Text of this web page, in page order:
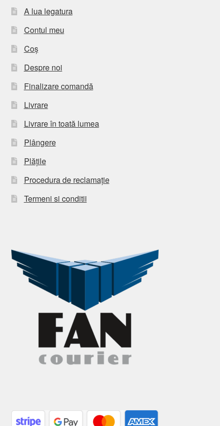
A lua legatura
Contul meu
Coș
Despre noi
Finalizare comandă
Livrare
Livrare în toată lumea
Plângere
Plățile
Procedura de reclamație
Termeni si conditii